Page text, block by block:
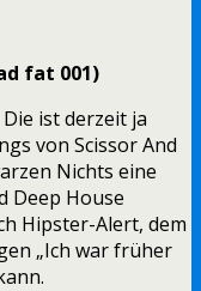
fat 001)
ist derzeit ja
von Scissor And
Nichts eine
Deep House
Hipster-Alert, dem
„Ich war früher